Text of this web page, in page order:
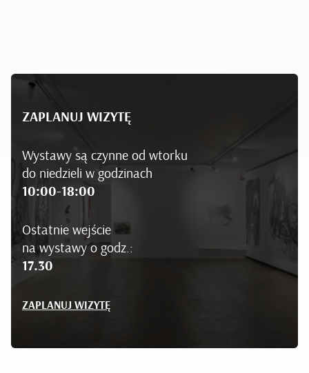
ZAPLANUJ WIZYTĘ
Wystawy są czynne od wtorku
do niedzieli w godzinach
10:00-18:00
Ostatnie wejście
na wystawy o godz.:
17.30
ZAPLANUJ WIZYTĘ